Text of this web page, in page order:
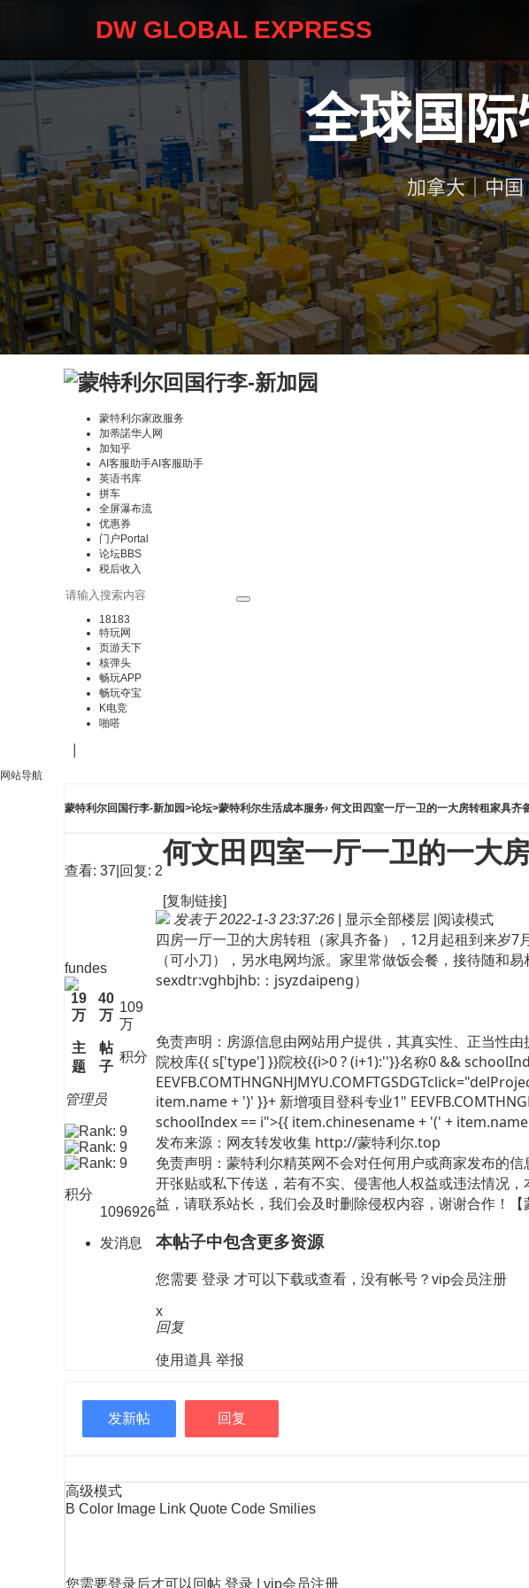
蒙特利尔家政服务
加蒂諾华人网
加知乎
AI客服助手AI客服助手
英语书库
拼车
全屏瀑布流
优惠券
门户 Portal
论坛BBS
税后收入
18183
特玩网
页游天下
核弹头
畅玩APP
畅玩夺宝
K电竞
啪嗒
网站导航
蒙特利尔回国行李-新加园>论坛>蒙特利尔生活成本服务› 何文田四室一厅一卫的一大房转租家具齐
查看: 37 回复: 2
何文田四室一厅一卫的一大
[复制链接]
fundes
19
万
主
题
40
万
帖
子
109
万
积分
管理员
积分
1096926
发消息
发表于 2022-1-3 23:37:26 显示全部楼层 阅读模式
四房一厅一卫的大房转租（家具齐备），12月起租到来岁
（可小刀），另水电网均派。家里常做饭会餐，接待随和
sexdtr:vghbjhb:：jsyzdaipeng）
免责声明：房源信息由网站用户提供，其真实性、正当性
院校库{{ s['type'] }}院校{{i>0 ? (i+1):''}}名称0 &&
item.name + ')' }}+ 新增项目登科专业1"
schoolIndex == i">{{ item.chinesename + '(' +
发布来源：网友转发收集 http://蒙特利尔.top
免责声明：蒙特利尔精英网不会对任何用户或商家发布的
开张贴或私下传送，若有不实、侵害他人权益或违法情况
益，请联系站长，我们会及时删除侵权内容，谢谢合作
本帖子中包含更多资源
您需要 登录 才可以下载或查看，没有帐号？ vip会员注册
x
回复
使用道具 举报
发新帖 回复
高级模式
B Color Image Link Quote Code Smilies
您需要登录后才可以回帖 登录 vip会员注册